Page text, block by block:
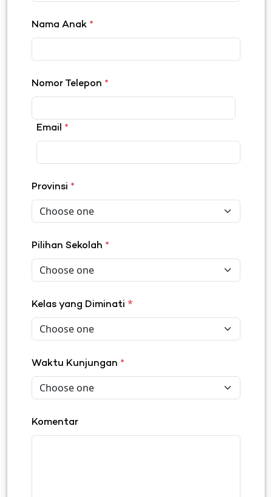
Nama Anak *
Nomor Telepon *
Email *
Provinsi *
Pilihan Sekolah *
Kelas yang Diminati *
Waktu Kunjungan *
Komentar